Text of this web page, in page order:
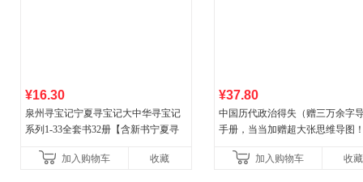
¥16.30
泉州寻宝记宁夏寻宝记大中华寻宝记
系列1-33全套书32册【含新书宁夏寻
广东福建河北黑
加入购物车 收藏
¥37.80
中国历代政治得失（赠三万余字
手册，当当加赠超大张思维导图
书社最新修订！中学生
加入购物车 收藏